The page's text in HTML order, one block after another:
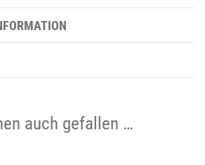
auch gefallen …